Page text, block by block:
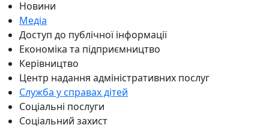
Новини
Медіа
Доступ до публічної інформації
Економіка та підприємництво
Керівництво
Центр надання адміністративних послуг
Служба у справах дітей
Соціальні послуги
Соціальний захист